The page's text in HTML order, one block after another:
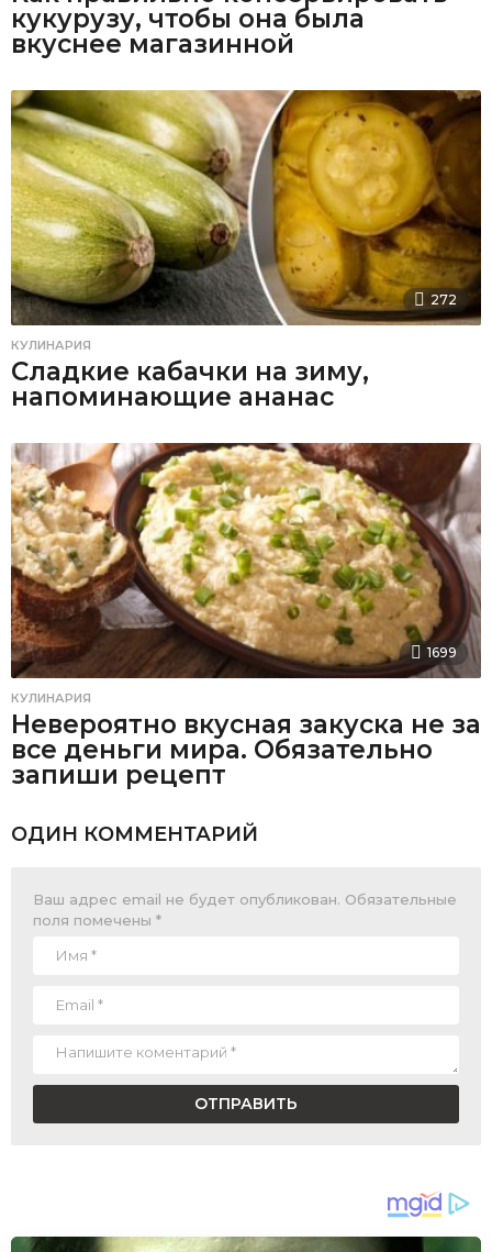
кукурузу, чтобы она была
вкуснее магазинной
272
КУЛИНАРИЯ
Сладкие кабачки на зиму,
напоминающие ананас
1699
КУЛИНАРИЯ
Невероятно вкусная закуска не за
все деньги мира. Обязательно
запиши рецепт
ОДИН КОММЕНТАРИЙ
Ваш адрес email не будет опубликован. Обязательные
поля помечены *